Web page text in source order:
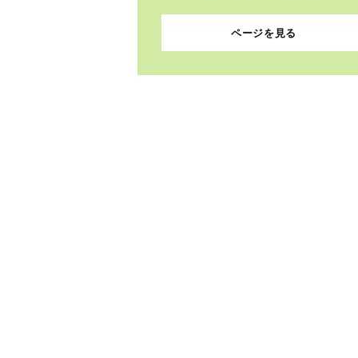
ページを見る